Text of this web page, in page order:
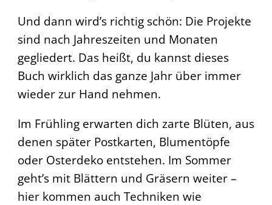
Und dann wird’s richtig schön: Die Projekte
sind nach Jahreszeiten und Monaten
gegliedert. Das heißt, du kannst dieses
Buch wirklich das ganze Jahr über immer
wieder zur Hand nehmen.
Im Frühling erwarten dich zarte Blüten, aus
denen später Postkarten, Blumentöpfe
oder Osterdeko entstehen. Im Sommer
geht’s mit Blättern und Gräsern weiter –
hier kommen auch Techniken wie